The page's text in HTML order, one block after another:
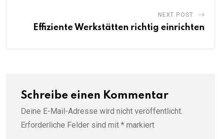
NEXT POST
Effiziente Werkstätten richtig einrichten
Schreibe einen Kommentar
Deine E-Mail-Adresse wird nicht veröffentlicht.
Erforderliche Felder sind mit * markiert